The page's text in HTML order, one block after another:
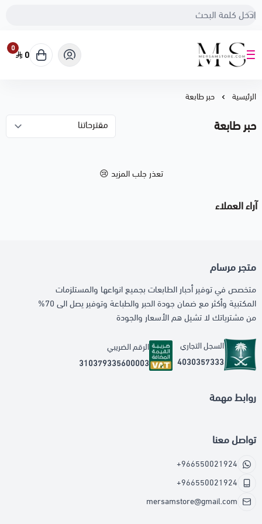
متجر مرسام
0
0
الرئيسية حبر طابعة
حبر طابعة
تعذر جلب المزيد 😢
آراء العملاء
متجر مرسام
متخصص في توفير أحبار الطابعات بجميع انواعها والمستلزمات
المكتبية وأكثر مع ضمان جودة الحبر والطباعة وتوفير يصل الى 70%
من مشترياتك لا تشيل هم الأسعار والجودة
السجل التجاري
4030357333
الرقم الضريبي
310379335600003
روابط مهمة
تواصل معنا
+966550021924
+966550021924
mersamstore@gmail.com